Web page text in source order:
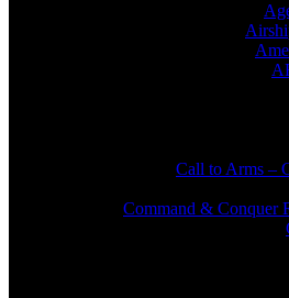
Call to Arms –
Command & Conquer